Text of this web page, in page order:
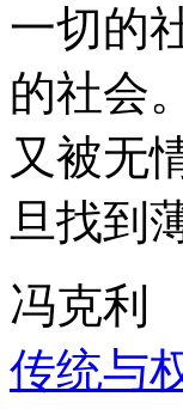
一切的
的社会
又被无
旦找到
冯克利
传统与